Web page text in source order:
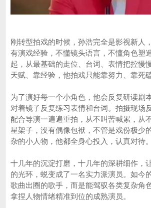
刚转型拍戏的时候，孙浩完全是影视新人
有演戏经验，不懂镜头语言，不懂角色塑
起，从最基础的走位、台词、表情把控慢
天赋、靠经验，他拍戏只能靠努力、靠死
为了演好每一个小角色，他会反复研读剧
对着镜子反复练习表情和台词。拍摄现场
配合导演一遍遍重拍，从不叫苦喊累，从
星架子，没有偶像包袱，不管是戏份极少
杂的小人物，他都全身心投入，认真对待。
十几年的沉淀打磨，十几年的深耕细作，
的光环，蜕变成了一名实力派演员。如今
歌曲出圈的歌手，而是能驾驭各类复杂角
拿捏人物情绪精准到位的成熟演员。